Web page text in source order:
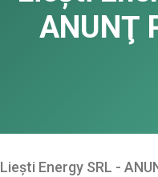
Liești Energy SRL -